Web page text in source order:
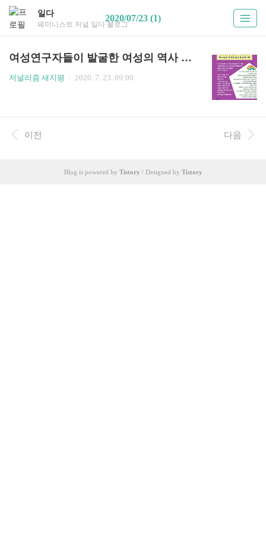
일다
페미니스트 저널 일다 블로그
2020/07/23 (1)
여성연구자들이 발굴한 여성의 역사 & 페미니스트 예술가들이 만든 서사
저널리즘 새지평 2020. 7. 23. 09:00
이전 다음
Blog is powered by Tistory / Designed by Tistory